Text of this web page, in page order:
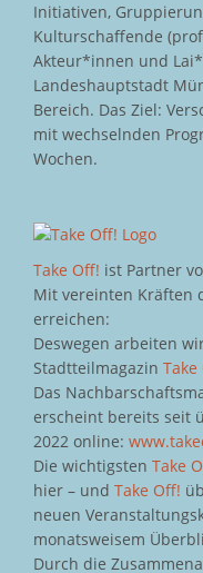
Initiativen,
Kulturschaffende
Akteur*innen und
Landeshauptstadt
Bereich. Das Ziel:
mit wechselnden
Wochen.
Take Off! ist Partner
Mit vereinten Kräften
erreichen:
Deswegen arbeiten
Stadtteilmagazin Take
Das
erscheint bereits seit
2022 online:
Die wichtigsten Take
hier – und Take Off!
neuen
monatsweisem
Durch die